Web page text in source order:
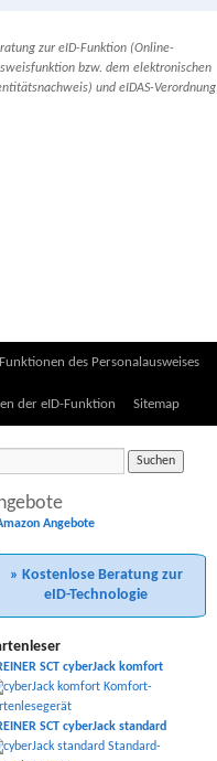
zur eID-Funktion (Online-
bzw. dem elektronischen
und eIDAS-Verordnung
Funktionen des Personalausweises
der eID-Funktion Sitemap
Angebote
» Kostenlose Beratung zur
eID-Technologie
SCT cyberJack komfort
SCT cyberJack standard